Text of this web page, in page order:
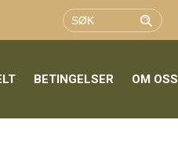
BETINGELSER OM OSS